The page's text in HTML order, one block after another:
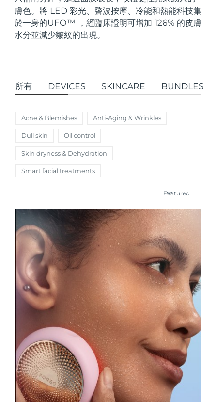
膚色。將 LED 彩光、聲波按摩、冷能和熱能科技集
於一身的UFO™ ，經臨床證明可增加 126% 的皮膚
水分並減少皺紋的出現。
所有 DEVICES SKINCARE BUNDLES
Acne & Blemishes Anti-Aging & Wrinkles
Dull skin Oil control
Skin dryness & Dehydration
Smart facial treatments
Featured
FAQ™ Dual LED Panel
紅光療法
面部清潔
LUNA™ 4 套裝
Anti-aging massage
LUNA™ 4 Plus
Massage, LED heating
LUNA™ 4 Men
For men, anti-aging massage
緊致提拉
BEAR™ 2 套裝
Microcurrent toning
BEAR™ 2 go
Microcurrent toning on-the-go
BEAR™ 2 eyes & lips
Microcurrent line smoothing device
補水保濕
UFO™ 3 套裝
Deep facial hydration
UFO™ 3 LED
Near-infrared and red light therapy
device
口腔護理
issa™ 4
Hybrid silicone sonic toothbrush
issa™ 4 plus
Smart hybrid silicone sonic toothbrush
FAQ™ 抗老護理
抗老 LED 護理
NEW
美國 預計送達日期09/08/2026
英國 預計送達日期08/08/2026
法國 預計送達日期08/08/2026
德國 預計送達日期
加拿大
巴林 預計送達日期 09/08/2026
比利時 預計送達日期08/08/2026
百慕達 預計送達日期14/08/2026
波士尼亞與赫塞哥維納 預計送達日期11/08/2026
預計送達日期13/08/2026
保加利亞 預計送達日期 08/08/2026
加拿大 預計送達日期12/08/2026
智利 預計送達日期12/08/2026